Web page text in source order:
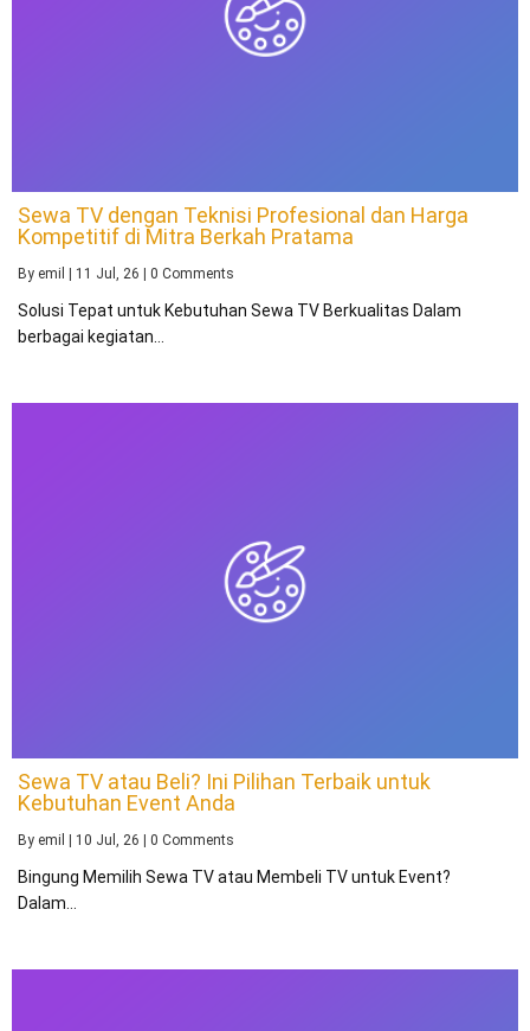
Sewa TV dengan Teknisi Profesional dan Harga
Kompetitif di Mitra Berkah Pratama
By emil 11 Jul, 26 0 Comments
Solusi Tepat untuk Kebutuhan Sewa TV Berkualitas Dalam
berbagai kegiatan…
Sewa TV atau Beli? Ini Pilihan Terbaik untuk
Kebutuhan Event Anda
By emil | 10 Jul, 26 | 0 Comments
Bingung Memilih Sewa TV atau Membeli TV untuk Event?
Dalam…